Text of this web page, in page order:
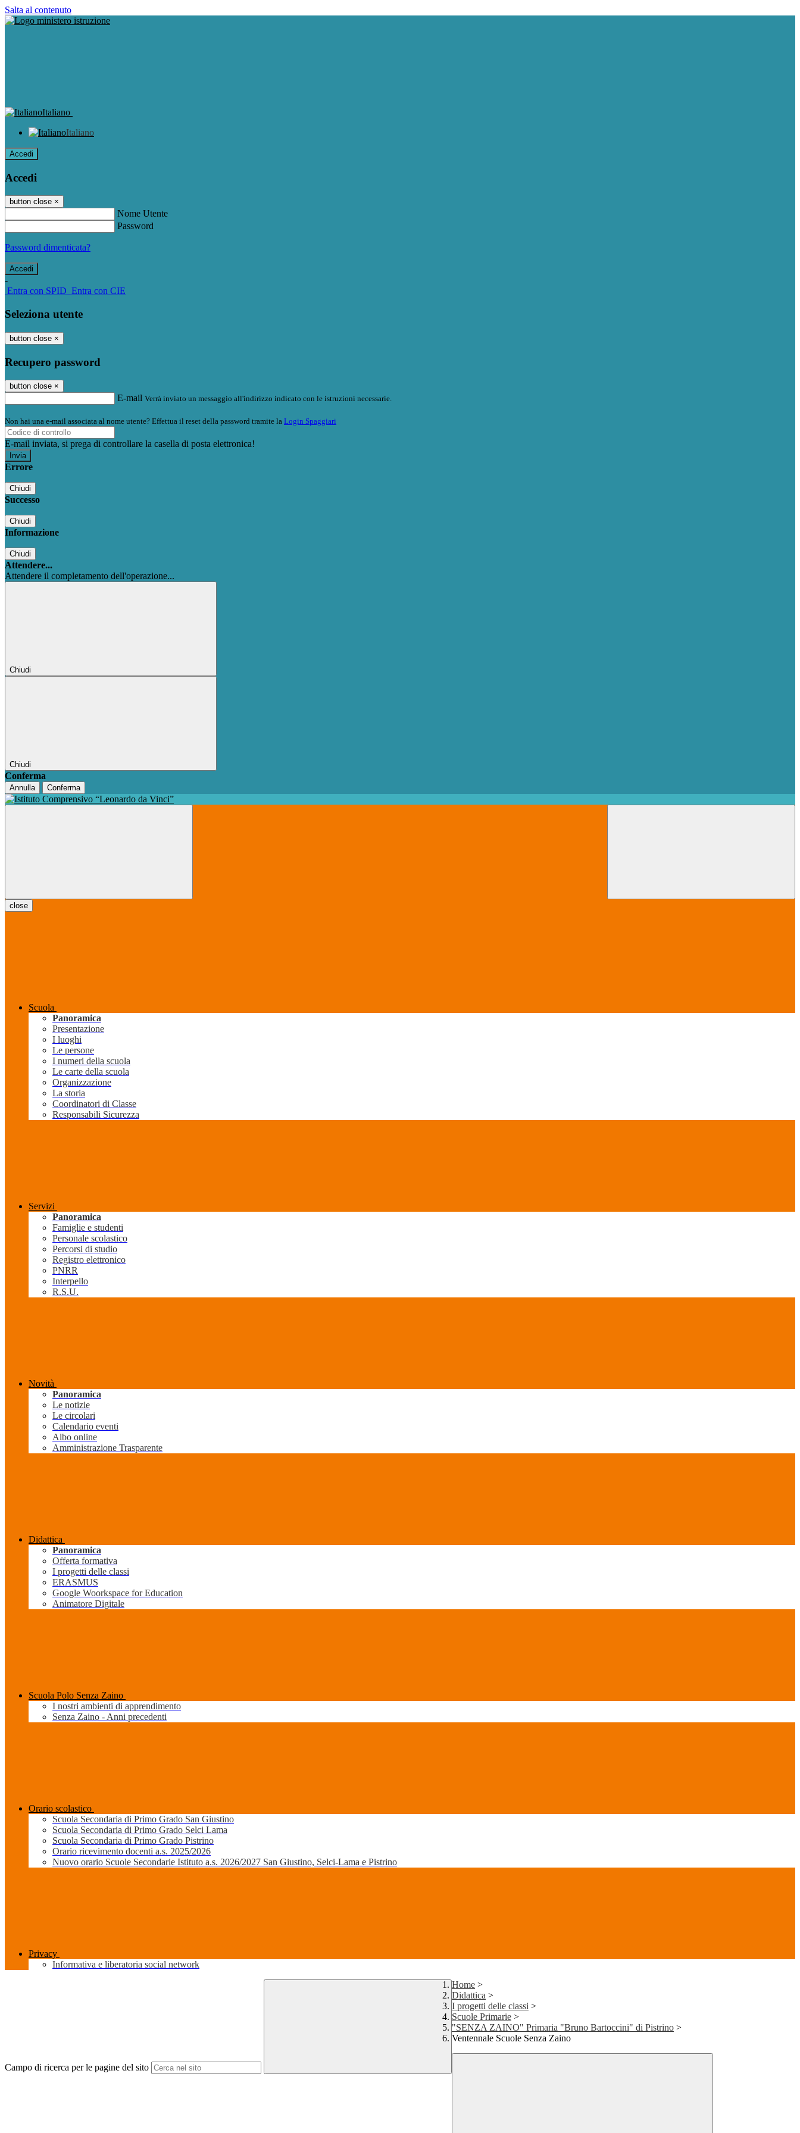
Salta al contenuto
Italiano
Italiano
Accedi
Accedi
button close ×
Nome Utente
Password
Password dimenticata?
-
Entra con SPID Entra con CIE
Seleziona utente
button close ×
Recupero password
button close ×
E-mail Verrà inviato un messaggio all'indirizzo indicato con le istruzioni necessarie.
Non hai una e-mail associata al nome utente? Effettua il reset della password tramite la Login Spaggiari
E-mail inviata, si prega di controllare la casella di posta elettronica!
Errore
Chiudi
Successo
Chiudi
Informazione
Chiudi
Attendere...
Attendere il completamento dell'operazione...
Chiudi
Chiudi
Conferma
Annulla Conferma
close
Scuola
Panoramica
Presentazione
I luoghi
Le persone
I numeri della scuola
Le carte della scuola
Organizzazione
La storia
Coordinatori di Classe
Responsabili Sicurezza
Servizi
Panoramica
Famiglie e studenti
Personale scolastico
Percorsi di studio
Registro elettronico
PNRR
Interpello
R.S.U.
Novità
Panoramica
Le notizie
Le circolari
Calendario eventi
Albo online
Amministrazione Trasparente
Didattica
Panoramica
Offerta formativa
I progetti delle classi
ERASMUS
Google Woorkspace for Education
Animatore Digitale
Scuola Polo Senza Zaino
I nostri ambienti di apprendimento
Senza Zaino - Anni precedenti
Orario scolastico
Scuola Secondaria di Primo Grado San Giustino
Scuola Secondaria di Primo Grado Selci Lama
Scuola Secondaria di Primo Grado Pistrino
Orario ricevimento docenti a.s. 2025/2026
Nuovo orario Scuole Secondarie Istituto a.s. 2026/2027 San Giustino, Selci-Lama e Pistrino
Privacy
Informativa e liberatoria social network
Campo di ricerca per le pagine del sito
Home >
Didattica >
I progetti delle classi >
Scuole Primarie >
"SENZA ZAINO" Primaria "Bruno Bartoccini" di Pistrino >
Ventennale Scuole Senza Zaino